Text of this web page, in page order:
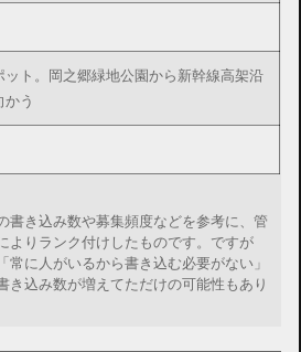
ット。岡之郷緑地公園から新幹線高架沿
かう
書き込み数や募集頻度などを参考に、管
よりランク付けしたものです。ですが
常に人がいるから書き込む必要がない」
き込み数が増えてただけの可能性もあり